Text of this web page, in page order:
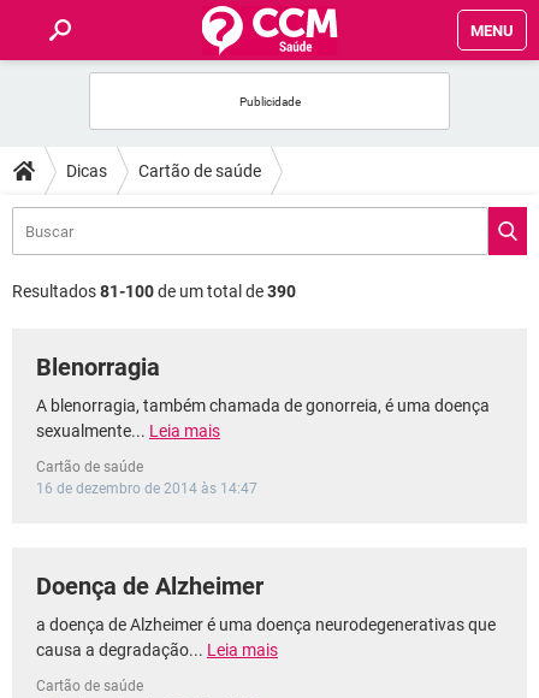
MENU
FÓRUM
SAÚDE
BEM-ESTAR
SEXUALIDADE
Dicas Cartão de saúde
Resultados81-100de um total de390
Blenorragia
A blenorragia, também chamada de gonorreia, é uma doença
sexualmente... Leia mais
Cartão de saúde
16 de dezembro de 2014 às 14:47
Doença de Alzheimer
a doença de Alzheimer é uma doença neurodegenerativas que
causa a degradação... Leia mais
Cartão de saúde